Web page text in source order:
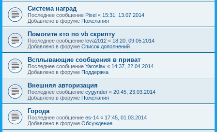
Система наград
Последнее сообщение Pixel « 15:31, 13.07.2014
Добавлено в форуме Пожелания
Помогите кто по vb скрипту
Последнее сообщение leva2012 « 18:20, 09.05.2014
Добавлено в форуме Список дополнений
Всплывающие сообщения в приват
Последнее сообщение Yaroslav « 14:37, 22.04.2014
Добавлено в форуме Поддержка
Внешняя авторизация
Последнее сообщение cygynder « 20:45, 23.03.2014
Добавлено в форуме Пожелания
Города
Последнее сообщение es-14 « 17:45, 01.03.2014
Добавлено в форуме Обсуждение